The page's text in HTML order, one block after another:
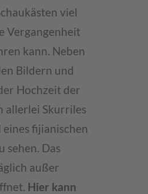
viel
Vergangenheit
kann. Neben
Bildern und
Hochzeit der
allerlei Skurriles
fijianischen
sehen. Das
außer
Hier kann